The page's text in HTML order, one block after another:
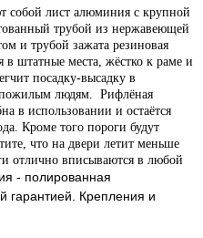
собой лист алюминия с крупной
трубой из нержавеющей
и трубой зажата резиновая
в штатные места, жёстко к раме и
посадку-высадку в
пожилым людям. Рифлёная
в использовании и остаётся
Кроме того пороги будут
что на двери летит меньше
отлично вписываются в любой
- полированная
гарантией. Крепления и